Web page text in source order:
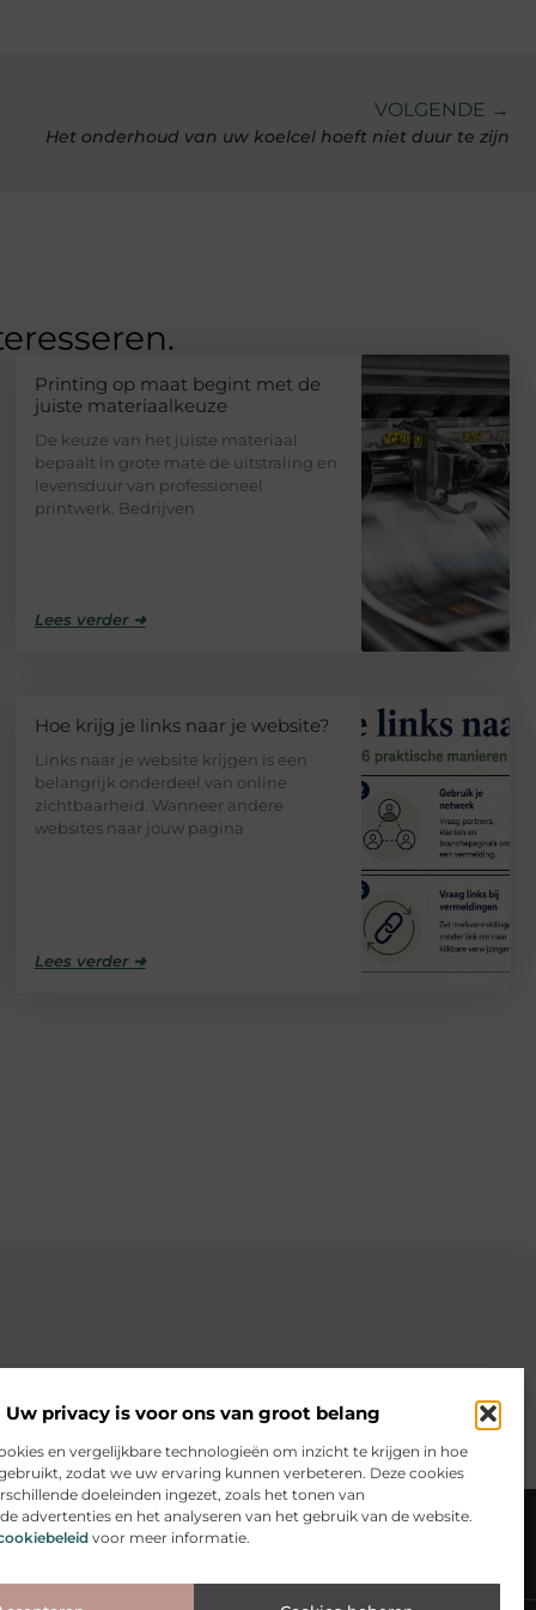
Uw privacy is voor ons van groot belang
en vergelijkbare technologieën om inzicht te krijgen in hoe
zodat we uw ervaring kunnen verbeteren. Deze cookies
doeleinden ingezet, zoals het tonen van
advertenties en het analyseren van het gebruik van de website.
voor meer informatie.
VOLGENDE →
Het onderhoud van uw koelcel hoeft niet duur te zijn
Printing op maat begint met de
juiste materiaalkeuze
De keuze van het juiste materiaal
bepaalt in grote mate de uitstraling en
levensduur van professioneel
printwerk. Bedrijven
Lees verder ➜
Hoe krijg je links naar je website?
Links naar je website krijgen is een
belangrijk onderdeel van online
zichtbaarheid. Wanneer andere
websites naar jouw pagina
Lees verder ➜
Website index Cookiebeleid (EU)
Ontdek hoe jij online inkomsten kunt genereren